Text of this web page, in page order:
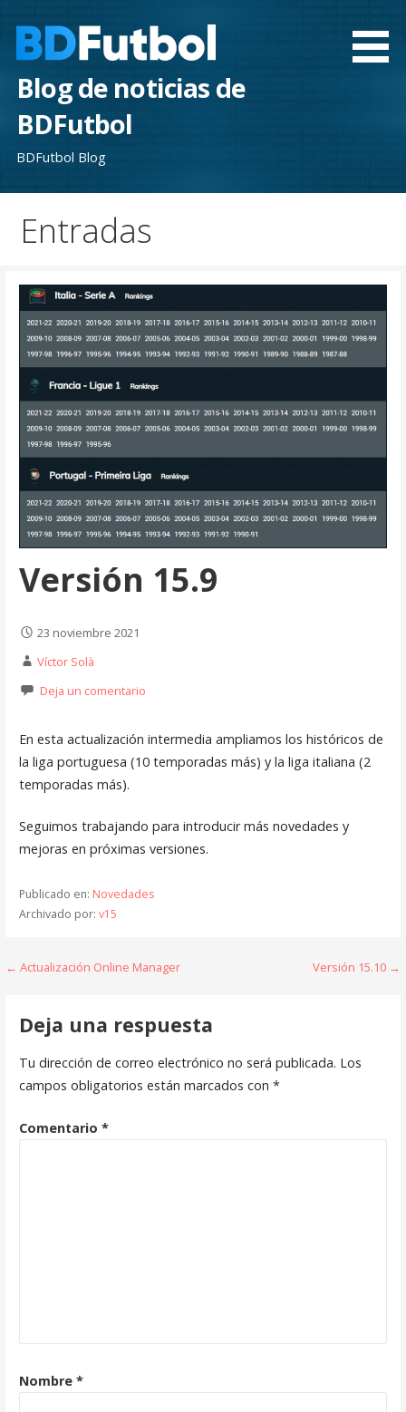
contenido
Blog de noticias de
BDFutbol
BDFutbol Blog
Entradas
Versión 15.9
23 noviembre 2021
Víctor Solà
Deja un comentario
En esta actualización intermedia ampliamos los históricos de
la liga portuguesa (10 temporadas más) y la liga italiana (2
temporadas más).
Seguimos trabajando para introducir más novedades y
mejoras en próximas versiones.
Publicado en: Novedades
Archivado por: v15
Navegación
entradas
← Actualización Online Manager Versión 15.10 →
Deja una respuesta
Tu dirección de correo electrónico no será publicada. Los
campos obligatorios están marcados con *
Comentario *
Nombre *